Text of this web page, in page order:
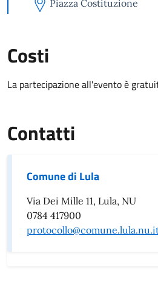
Piazza Costituzione
Costi
La partecipazione all'evento è
Contatti
Comune di Lula
Via Dei Mille 11, Lula, NU
0784 417900